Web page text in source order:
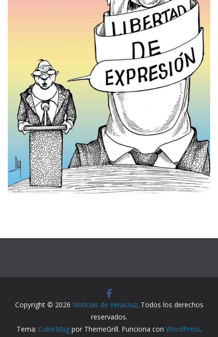
Copyright © 2026 Noticias de Veracruz. Todos los derechos
reservados.
Tema: ColorMagpor ThemeGrill. Funciona con WordPress.